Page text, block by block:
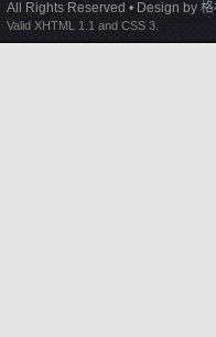
All Rights Reserved • Design by
Valid XHTML 1.1 and CSS 3.